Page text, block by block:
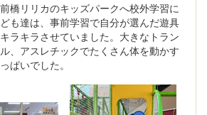
橋リリカのキッズパークへ校外学習に
も達は、事前学習で自分が選んだ遊具
ラキラさせていました。大きなトラン
、アスレチックでたくさん体を動かす
ぱいでした。